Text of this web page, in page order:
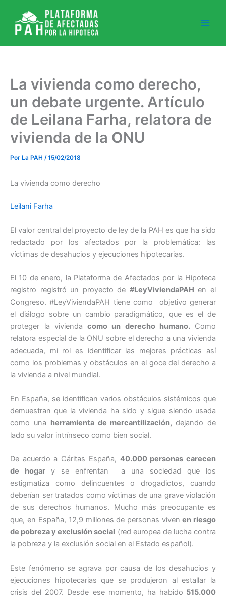
contenido
La vivienda como derecho,
un debate urgente. Artículo
de Leilana Farha, relatora de
vivienda de la ONU
Por La PAH /15/02/2018
La vivienda como derecho
Leilani Farha
El valor central del proyecto de ley de la PAH es que ha sido
redactado por los afectados por la problemática: las
víctimas de desahucios y ejecuciones hipotecarias.
El 10 de enero, la Plataforma de Afectados por la Hipoteca
registro registró un proyecto de #LeyViviendaPAH en el
Congreso. #LeyViviendaPAH tiene como objetivo generar
el diálogo sobre un cambio paradigmático, que es el de
proteger la vivienda como un derecho humano. Como
relatora especial de la ONU sobre el derecho a una vivienda
adecuada, mi rol es identificar las mejores prácticas así
como los problemas y obstáculos en el goce del derecho a
la vivienda a nivel mundial.
En España, se identifican varios obstáculos sistémicos que
demuestran que la vivienda ha sido y sigue siendo usada
como una herramienta de mercantilización,dejando de
lado su valor intrínseco como bien social.
De acuerdo a Cáritas España, 40.000 personas carecen
de hogary se enfrentan a una sociedad que los
estigmatiza como delincuentes o drogadictos, cuando
deberían ser tratados como víctimas de una grave violación
de sus derechos humanos. Mucho más preocupante es
que, en España, 12,9 millones de personas viven en riesgo
de pobreza y exclusión social (red europea de lucha contra
la pobreza y la exclusión social en el Estado español).
Este fenómeno se agrava por causa de los desahucios y
ejecuciones hipotecarias que se produjeron al estallar la
crisis del 2007. Desde ese momento, ha habido 515.000